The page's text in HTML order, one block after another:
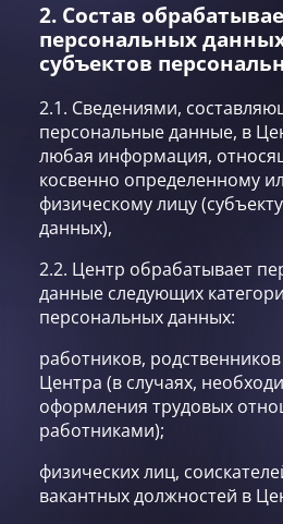
2. Состав
персональных
субъектов
2.1. Сведениями,
персональные данные, в
любая информация,
косвенно определенному
физическому лицу
данных),
2.2. Центр обрабатывает
данные следующих
персональных данных:
работников,
Центра (в случаях,
оформления трудовых
работниками);
физических лиц,
вакантных должностей в